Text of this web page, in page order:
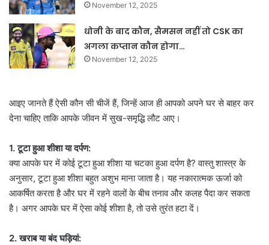
November 12, 2025
धोनी के बाद कौन, सैमसन नहीं तो CSK का
अगला कप्तान कौन होगा…
November 12, 2025
आइए जानते हैं ऐसी कौन सी चीजें हैं, जिन्हें आज ही आपको अपने घर से बाहर कर
देना चाहिए ताकि आपके जीवन में सुख-समृद्धि लौट आए।
1. टूटा हुआ शीशा या दर्पण:
क्या आपके घर में कोई टूटा हुआ शीशा या चटका हुआ दर्पण है? वास्तु शास्त्र के
अनुसार, टूटा हुआ शीशा बहुत अशुभ माना जाता है। यह नकारात्मक ऊर्जा को
आकर्षित करता है और घर में रहने वालों के बीच तनाव और कलह पैदा कर सकता
है। अगर आपके घर में ऐसा कोई शीशा है, तो उसे तुरंत हटा दें।
2. खराब या बंद घड़ियां: